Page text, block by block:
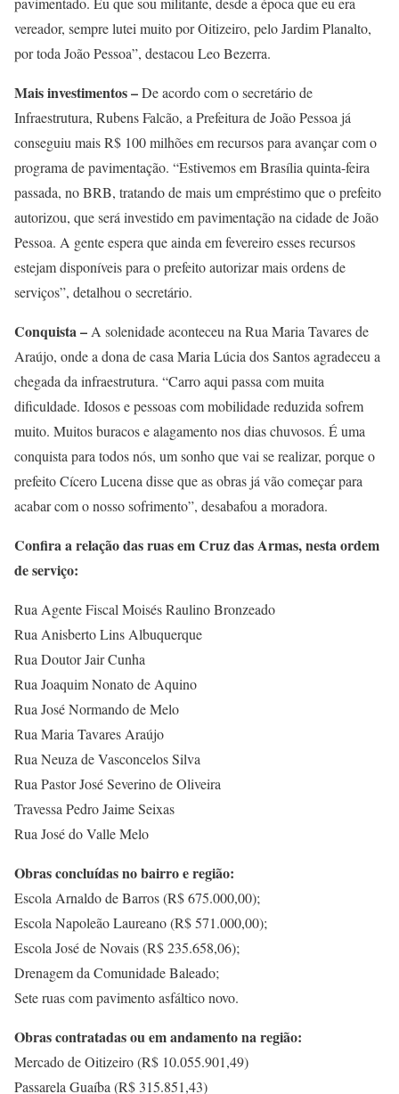
vereador, sempre lutei muito por Oitizeiro, pelo Jardim Planalto,
por toda João Pessoa”, destacou Leo Bezerra.
Mais investimentos –De acordo com o secretário de
Infraestrutura, Rubens Falcão, a Prefeitura de João Pessoa já
conseguiu mais R$ 100 milhões em recursos para avançar com o
programa de pavimentação. “Estivemos em Brasília quinta-feira
passada, no BRB, tratando de mais um empréstimo que o prefeito
autorizou, que será investido em pavimentação na cidade de João
Pessoa. A gente espera que ainda em fevereiro esses recursos
estejam disponíveis para o prefeito autorizar mais ordens de
serviços”, detalhou o secretário.
Conquista – A solenidade aconteceu na Rua Maria Tavares de
Araújo, onde a dona de casa Maria Lúcia dos Santos agradeceu a
chegada da infraestrutura. “Carro aqui passa com muita
dificuldade. Idosos e pessoas com mobilidade reduzida sofrem
muito. Muitos buracos e alagamento nos dias chuvosos. É uma
conquista para todos nós, um sonho que vai se realizar, porque o
prefeito Cícero Lucena disse que as obras já vão começar para
acabar com o nosso sofrimento”, desabafou a moradora.
Confira a relação das ruas em Cruz das Armas, nesta ordem
de serviço:
Rua Agente Fiscal Moisés Raulino Bronzeado
Rua Anisberto Lins Albuquerque
Rua Doutor Jair Cunha
Rua Joaquim Nonato de Aquino
Rua José Normando de Melo
Rua Maria Tavares Araújo
Rua Neuza de Vasconcelos Silva
Rua Pastor José Severino de Oliveira
Travessa Pedro Jaime Seixas
Rua José do Valle Melo
Obras concluídas no bairro e região:
Escola Arnaldo de Barros (R$ 675.000,00);
Escola Napoleão Laureano (R$ 571.000,00);
Escola José de Novais (R$ 235.658,06);
Drenagem da Comunidade Baleado;
Sete ruas com pavimento asfáltico novo.
Obras contratadas ou em andamento na região:
Mercado de Oitizeiro (R$ 10.055.901,49)
Passarela Guaíba (R$ 315.851,43)